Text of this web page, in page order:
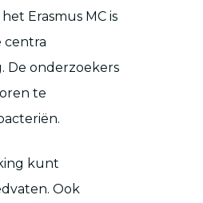
Erasmus MC is
centra
De onderzoekers
te
kunt
Ook